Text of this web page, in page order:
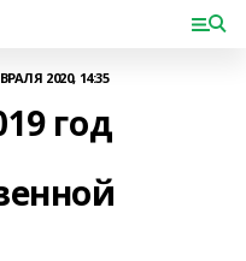
2020, 14:35
год